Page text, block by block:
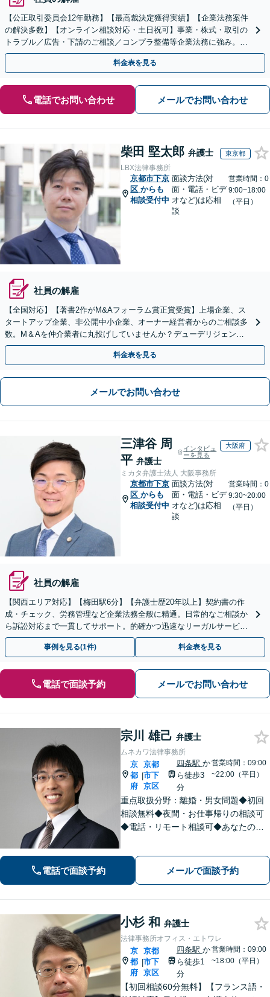
【公正取引委員会12年勤務】【最高裁決定獲得実績】【企業法務案件
の解決多数】【オンライン相談対応・土日祝可】事業・株式・取引の
トラブル／広告・下請のご相談／コンプラ整備等企業法務に強み。株
式の相続／誹謗中傷対策／不動産問題まで幅広く対応！
料金表を見る
電話でお問い合わせ メールでお問い合わせ
柴田 堅太郎 弁護士 東京都
LBX法律事務所
京都市下京
区 からも
相談受付中
面談方法(対
面・電話・ビデ
オなど)は応相
談
営業時間：0
9:00~18:00
（平日）
社員の解雇
【全国対応】【著書2作がM&Aフォーラム賞正賞受賞】上場企業、ス
タートアップ企業、非公開中小企業、オーナー経営者からのご相談多
数。M＆Aを仲介業者に丸投げしていませんか？デューデリジェンス
や契約書作成・交渉はお任せください【初回無料】
料金表を見る
メールでお問い合わせ
三津谷 周
平 弁護士
インタビュ
ーを見る
大阪府
ミカタ弁護士法人 大阪事務所
京都市下京
区 からも
相談受付中
面談方法(対
面・電話・ビデ
オなど)は応相
談
営業時間：0
9:30~20:00
（平日）
社員の解雇
【関西エリア対応】【梅田駅6分】【弁護士歴20年以上】契約書の作
成・チェック、労務管理など企業法務全般に精通。日常的なご相談か
ら訴訟対応まで一貫してサポート。的確かつ迅速なリーガルサービス
を提供します。【初回相談可能】【WEB面談可能】
事例を見る(1件) 料金表を見る
電話で面談予約 メールでお問い合わせ
宗川 雄己 弁護士
ムネカワ法律事務所
京
都
府
|
京都
市下
京区
四条駅 か
ら徒歩3
分
営業時間：09:00
~22:00（平日）
重点取扱分野：離婚・男女問題◆初回
相談無料◆夜間・お仕事帰りの相談可
◆電話・リモート相談可◆あなたの話
りやすく丁寧にご説明します。充実し
た人生を送るために、納得した解決策
電話で面談予約 メールで面談予約
小杉 和 弁護士
法律事務所オフィス・エトワレ
京
都
府
|
京都
市下
京区
四条駅 か
ら徒歩1
分
営業時間：09:00
~18:00（平日）
【初回相談60分無料】【フランス語・